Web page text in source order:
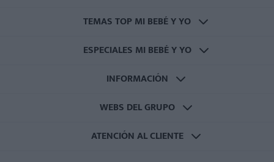
TEMAS TOP MI BEBÉ Y YO
ESPECIALES MI BEBÉ Y YO
INFORMACIÓN
WEBS DEL GRUPO
ATENCIÓN AL CLIENTE